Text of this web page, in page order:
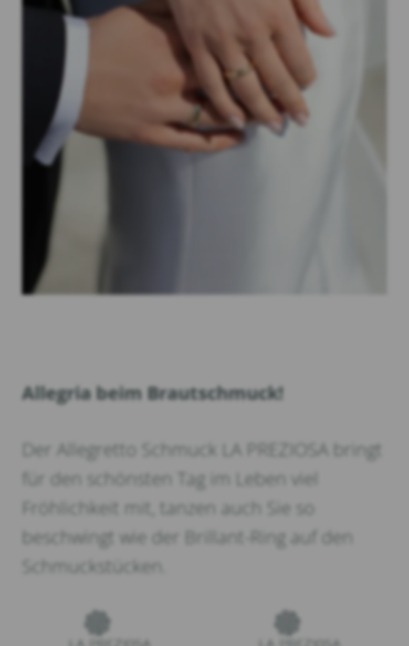
Allegria beim Brautschmuck!
Der Allegretto Schmuck LA PREZIOSA bringt
für den schönsten Tag im Leben viel
Fröhlichkeit mit, tanzen auch Sie so
beschwingt wie der Brillant-Ring auf den
Schmuckstücken.